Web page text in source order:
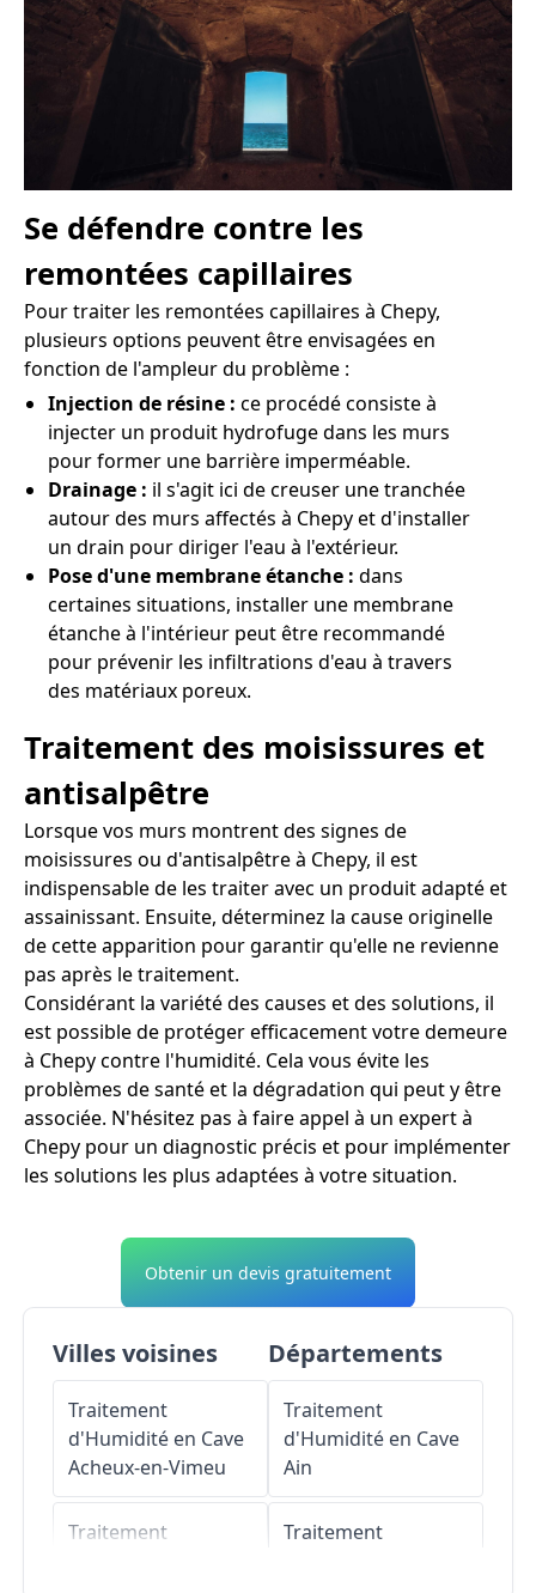
Se défendre contre les
remontées capillaires
Pour traiter les remontées capillaires à Chepy,
plusieurs options peuvent être envisagées en
fonction de l'ampleur du problème :
Injection de résine : ce procédé consiste à
injecter un produit hydrofuge dans les murs
pour former une barrière imperméable.
Drainage : il s'agit ici de creuser une tranchée
autour des murs affectés à Chepy et d'installer
un drain pour diriger l'eau à l'extérieur.
Pose d'une membrane étanche : dans
certaines situations, installer une membrane
étanche à l'intérieur peut être recommandé
pour prévenir les infiltrations d'eau à travers
des matériaux poreux.
Traitement des moisissures et
antisalpêtre
Lorsque vos murs montrent des signes de
moisissures ou d'antisalpêtre à Chepy, il est
indispensable de les traiter avec un produit adapté et
assainissant. Ensuite, déterminez la cause originelle
de cette apparition pour garantir qu'elle ne revienne
pas après le traitement.
Considérant la variété des causes et des solutions, il
est possible de protéger efficacement votre demeure
à Chepy contre l'humidité. Cela vous évite les
problèmes de santé et la dégradation qui peut y être
associée. N'hésitez pas à faire appel à un expert à
Chepy pour un diagnostic précis et pour implémenter
les solutions les plus adaptées à votre situation.
Obtenir un devis gratuitement
Villes voisines
Traitement
d'Humidité en Cave
Acheux-en-Vimeu
Traitement
Départements
Traitement
d'Humidité en Cave
Ain
Traitement